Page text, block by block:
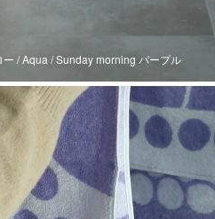
/ Aqua / Sunday morning パープル